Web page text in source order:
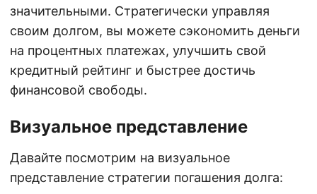
значительными. Стратегически управляя
своим долгом, вы можете сэкономить деньги
на процентных платежах, улучшить свой
кредитный рейтинг и быстрее достичь
финансовой свободы.
Визуальное представление
Давайте посмотрим на визуальное
представление стратегии погашения долга: